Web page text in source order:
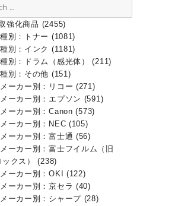
強化商品 (2455)
種別：トナー (1081)
種別：インク (1181)
種別：ドラム（感光体） (211)
種別：その他 (151)
メーカー別：リコー (271)
メーカー別：エプソン (591)
メーカー別：Canon (573)
メーカー別：NEC (105)
メーカー別：富士通 (56)
メーカー別：富士フイルム（旧
ックス） (238)
メーカー別：OKI (122)
メーカー別：京セラ (40)
メーカー別：シャープ (28)